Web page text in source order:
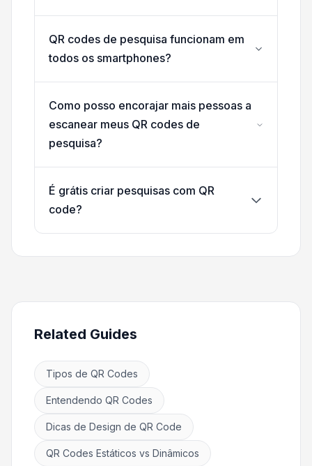
QR codes de pesquisa funcionam em
todos os smartphones?
Como posso encorajar mais pessoas a
escanear meus QR codes de
pesquisa?
É grátis criar pesquisas com QR
code?
Related Guides
Tipos de QR Codes
Entendendo QR Codes
Dicas de Design de QR Code
QR Codes Estáticos vs Dinâmicos